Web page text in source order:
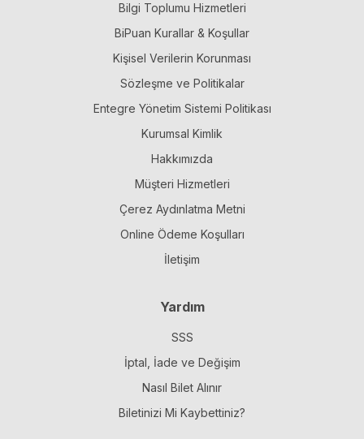
Bilgi Toplumu Hizmetleri
BiPuan Kurallar & Koşullar
Kişisel Verilerin Korunması
Sözleşme ve Politikalar
Entegre Yönetim Sistemi Politikası
Kurumsal Kimlik
Hakkımızda
Müşteri Hizmetleri
Çerez Aydınlatma Metni
Online Ödeme Koşulları
İletişim
Yardım
SSS
İptal, İade ve Değişim
Nasıl Bilet Alınır
Biletinizi Mi Kaybettiniz?